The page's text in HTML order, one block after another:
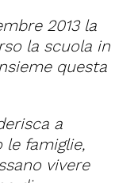
2013 la
la scuola in
questa
a
le famiglie,
vivere